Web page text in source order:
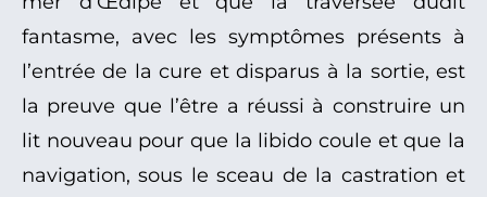
fantasme, avec les symptômes présents à
l’entrée de la cure et disparus à la sortie, est
la preuve que l’être a réussi à construire un
lit nouveau pour que la libido coule et que la
navigation, sous le sceau de la castration et